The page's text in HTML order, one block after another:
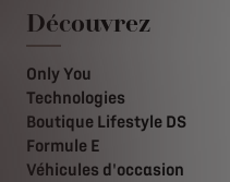
Découvrez
Only You
Technologies
Boutique Lifestyle DS
Formule E
Véhicules d'occasion